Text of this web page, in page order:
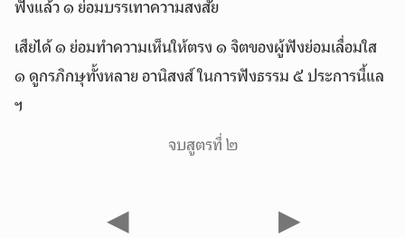
ฟังแล้ว ๑ ย่อมบรรเทาความสงสัย
เสียได้ ๑ ย่อมทำความเห็นให้ตรง ๑ จิตของผู้ฟังย่อมเลื่อมใส
๑ ดูกรภิกษุทั้งหลาย อานิสงส์ ในการฟังธรรม ๕ ประการนี้แล
ฯ
จบสูตรที่ ๒
◀ ▶